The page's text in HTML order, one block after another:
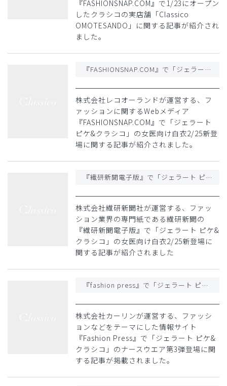
『FASHIONSNAP.COM』で1/23にオープン
したクラシコの実店舗「Classico
OMOTESANDO」に関する記事が紹介され
ました。
『FASHIONSNAP.COM』で「ジェラート ピケ&クラシコ」の女医向け白衣2/25新登場に関する記事が紹介されました
株式会社レコオーランドが運営する、フ
ァッションに関するWebメディア
『FASHIONSNAP.COM』で「ジェラート
ピケ&クラシコ」の女医向け白衣2/25新登
場に関する記事が紹介されました。
『繊研新聞電子版』で「ジェラート ピケ&クラシコ」の女医向け白衣2/25新登場に関する記事が紹介されました
株式会社繊研新聞社が運営する、ファッ
ション業界の専門紙である繊研新聞の
『繊研新聞電子版』で「ジェラート ピケ&
クラシコ」の女医向け白衣2/25新登場に
関する記事が紹介されました
『fashion press』で「ジェラート ピケ&クラシコ」のナースウェア第3弾登場に関する記事が紹介されました
株式会社カーリンが運営する、ファッシ
ョンなどをテーマにした情報サイト
『Fashion Press』で「ジェラート ピケ&
クラシコ」のナースウエア第3弾登場に関
する記事が掲載されました。